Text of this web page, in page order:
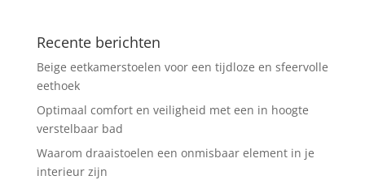
Recente berichten
Beige eetkamerstoelen voor een tijdloze en sfeervolle
eethoek
Optimaal comfort en veiligheid met een in hoogte
verstelbaar bad
Waarom draaistoelen een onmisbaar element in je
interieur zijn